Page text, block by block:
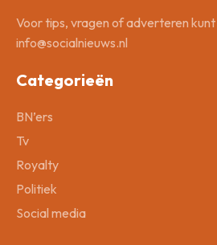
Voor tips, vragen of adverteren kunt
info@socialnieuws.nl
Categorieën
BN’ers
Tv
Royalty
Politiek
Social media